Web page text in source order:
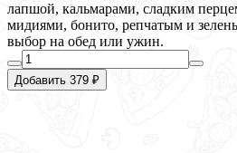
лапшой, кальмарами, сладким
мидиями, бонито, репчатым и
выбор на обед или ужин.
Добавить 379 ₽